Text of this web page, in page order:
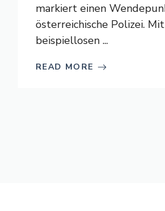
markiert einen
österreichische Polizei.
beispiellosen ...
READ MORE